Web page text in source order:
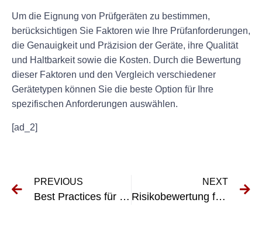
Um die Eignung von Prüfgeräten zu bestimmen,
berücksichtigen Sie Faktoren wie Ihre Prüfanforderungen,
die Genauigkeit und Präzision der Geräte, ihre Qualität
und Haltbarkeit sowie die Kosten. Durch die Bewertung
dieser Faktoren und den Vergleich verschiedener
Gerätetypen können Sie die beste Option für Ihre
spezifischen Anforderungen auswählen.
[ad_2]
PREVIOUS
Best Practices für die Durchführung von Prüfintervallen an elektrischen Geräten
NEXT
Risikobewertung für elektrische Anlagen und Geräte: Best Practices nach DGUV